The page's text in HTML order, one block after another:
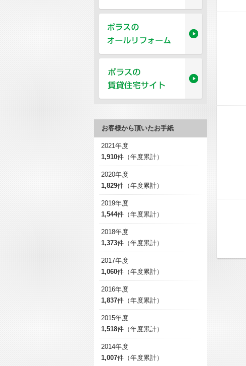
お客様から頂いたお手紙
2021年度
1,910件（年度累計）
2020年度
1,829件（年度累計）
2019年度
1,544件（年度累計）
2018年度
1,373件（年度累計）
2017年度
1,060件（年度累計）
2016年度
1,837件（年度累計）
2015年度
1,518件（年度累計）
2014年度
1,007件（年度累計）